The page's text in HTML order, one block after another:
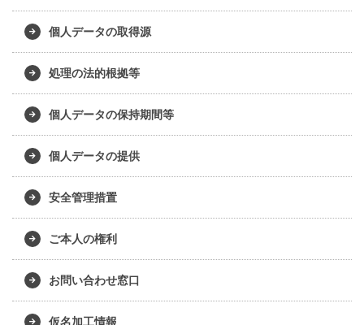
個人データの取得源
処理の法的根拠等
個人データの保持期間等
個人データの提供
安全管理措置
ご本人の権利
お問い合わせ窓口
仮名加工情報